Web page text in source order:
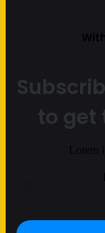
to get
Lorem